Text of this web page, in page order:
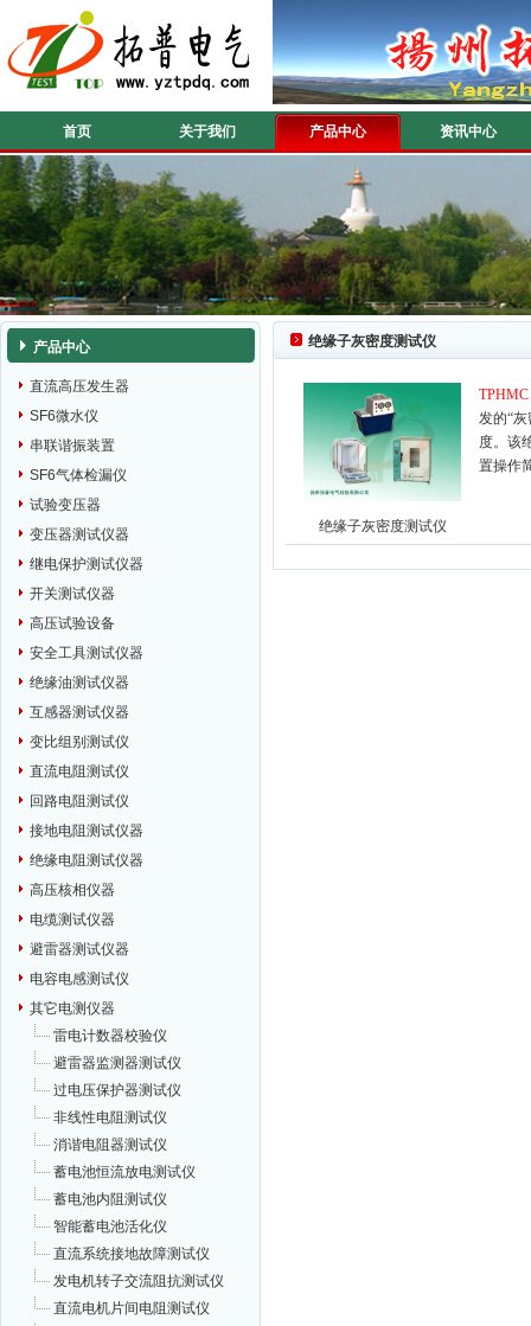
首页 关于我们 产品中心 资讯中心
产品中心
直流高压发生器
SF6微水仪
串联谐振装置
SF6气体检漏仪
试验变压器
变压器测试仪器
继电保护测试仪器
开关测试仪器
高压试验设备
安全工具测试仪器
绝缘油测试仪器
互感器测试仪器
变比组别测试仪
直流电阻测试仪
回路电阻测试仪
接地电阻测试仪器
绝缘电阻测试仪器
高压核相仪器
电缆测试仪器
避雷器测试仪器
电容电感测试仪
其它电测仪器
雷电计数器校验仪
避雷器监测器测试仪
过电压保护器测试仪
非线性电阻测试仪
消谐电阻器测试仪
蓄电池恒流放电测试仪
蓄电池内阻测试仪
智能蓄电池活化仪
直流系统接地故障测试仪
发电机转子交流阻抗测试仪
直流电机片间电阻测试仪
绝缘子灰密度测试仪
绝缘子灰密度测试仪
发的“
度。该
置操作